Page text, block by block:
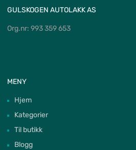
GULSKOGEN AUTOLAKK AS
Org.nr: 993 359 653
MENY
Hjem
Kategorier
Til butikk
Blogg